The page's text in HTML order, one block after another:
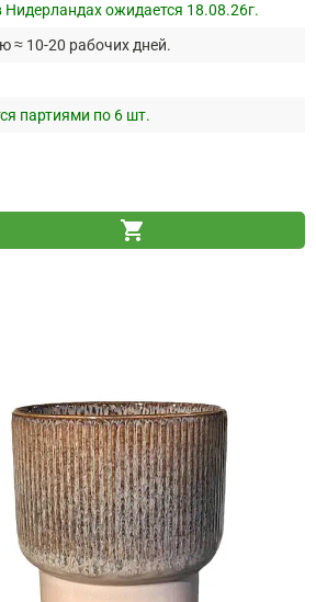
ожидается 18.08.26г.
≈ 10-20 рабочих дней.
партиями по 6 шт.
shopping_cart